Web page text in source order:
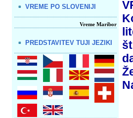
VREME PO SLOVENIJI
Vreme Maribor
PREDSTAVITEV TUJI JEZIKI